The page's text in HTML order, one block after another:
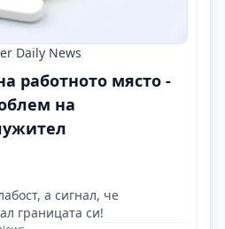
Daily News
работното място -
на
а сигнал, че
границата си!